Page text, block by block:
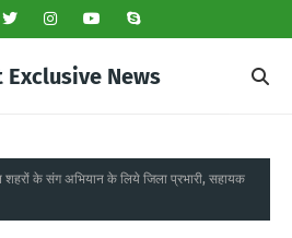
Exclusive News
शहरों के संग अभियान के लिये जिला प्रभारी, सहायक